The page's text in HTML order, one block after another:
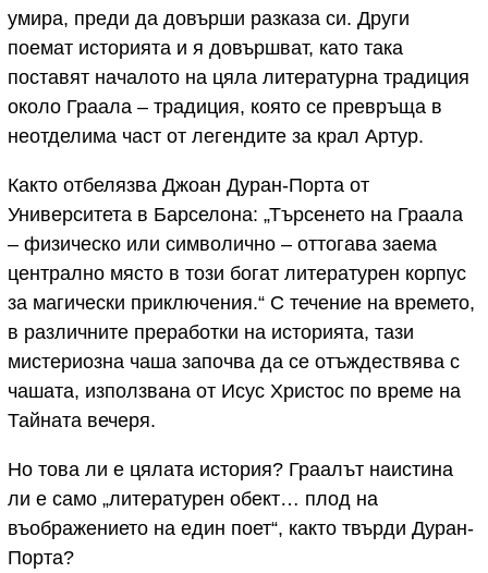
умира, преди да довърши разказа си. Други
поемат историята и я довършват, като така
поставят началото на цяла литературна традиция
около Граала – традиция, която се превръща в
неотделима част от легендите за крал Артур.
Както отбелязва Джоан Дуран-Порта от
Университета в Барселона: „Търсенето на Граала
– физическо или символично – оттогава заема
централно място в този богат литературен корпус
за магически приключения.“ С течение на времето,
в различните преработки на историята, тази
мистериозна чаша започва да се отъждествява с
чашата, използвана от Исус Христос по време на
Тайната вечеря.
Но това ли е цялата история? Граалът наистина
ли е само „литературен обект… плод на
въображението на един поет“, както твърди Дуран-
Порта?